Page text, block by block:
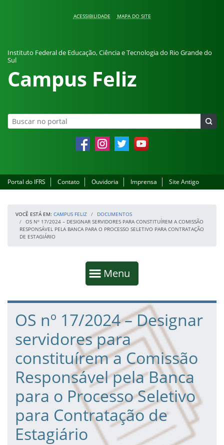
ACESSIBILIDADE MAPA DO SITE
Instituto Federal de Educação, Ciência e Tecnologia do Rio Grande do
Sul
Campus Feliz
FacebookInstagramTwitter YouTube
Portal do IFRS Contato Ouvidoria Imprensa Site Antigo
VOCÊ ESTÁ EM: CAMPUS FELIZ
DOCUMENTOS
OS Nº 17/2024 – DESIGNAR SERVIDORES PARA CONSTITUÍREM A COMISSÃO
RESPONSÁVEL PELA BANCA PARA O PROCESSO SELETIVO PARA CONTRATAÇÃO
DE ESTAGIÁRIO
Mostrar
Menu
Fim da navegação
Início do conteúdo
OS nº 17/2024 – Designar
servidores para
constituírem a Comissão
Responsável pela Banca
para o Processo Seletivo
para Contratação de
Estagiário